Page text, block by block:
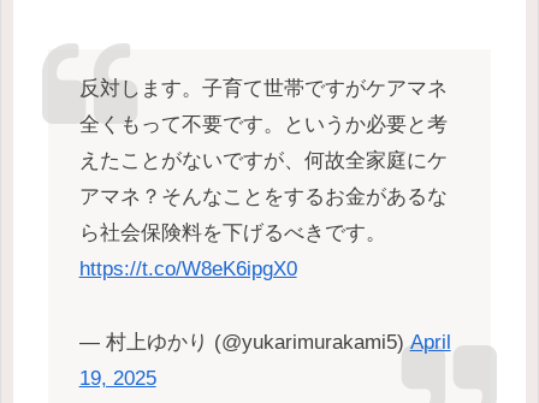
反対します。子育て世帯ですがケアマネ
全くもって不要です。というか必要と考
えたことがないですが、何故全家庭にケ
アマネ？そんなことをするお金があるな
ら社会保険料を下げるべきです。
https://t.co/W8eK6ipgX0
— 村上ゆかり (@yukarimurakami5)April
19, 2025